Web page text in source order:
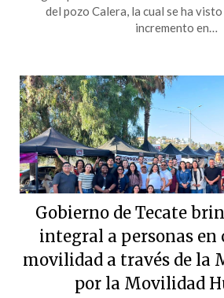
del pozo Calera, la cual se ha
incremento en…
Gobierno de Tecate
integral a personas en
movilidad a través de la
por la Movilidad